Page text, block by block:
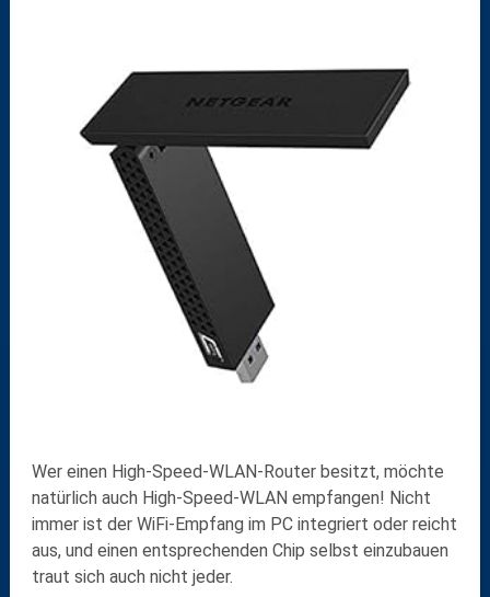
Wer einen High-Speed-WLAN-Router besitzt, möchte
natürlich auch High-Speed-WLAN empfangen! Nicht
immer ist der WiFi-Empfang im PC integriert oder reicht
aus, und einen entsprechenden Chip selbst einzubauen
traut sich auch nicht jeder.